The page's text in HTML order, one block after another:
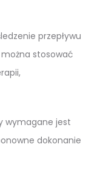
przepływu
stosować
wymagane jest
dokonanie